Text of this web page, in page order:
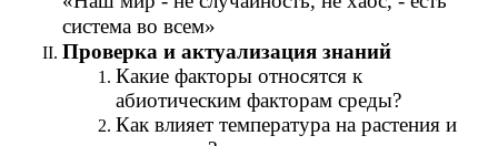
система во всем»
Проверка и актуализация знаний
Какие факторы относятся к
абиотическим факторам среды?
Как влияет температура на растения и